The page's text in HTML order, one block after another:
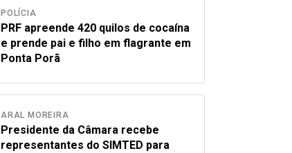
POLÍCIA
PRF apreende 420 quilos de cocaína
e prende pai e filho em flagrante em
Ponta Porã
ARAL MOREIRA
Presidente da Câmara recebe
representantes do SIMTED para